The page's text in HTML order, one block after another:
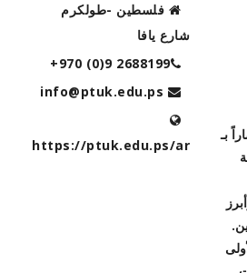
فلسطين -طولكرم
شارع يافا
+970 (0)9 2688199
info@ptuk.edu.ps
https://ptuk.edu.ps/ar
بـ